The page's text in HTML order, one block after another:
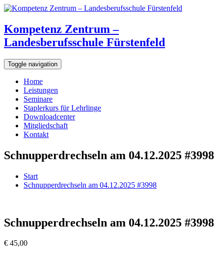
Kompetenz Zentrum –
Landesberufsschule Fürstenfeld
Toggle navigation
Home
Leistungen
Seminare
Staplerkurs für Lehrlinge
Downloadcenter
Mitgliedschaft
Kontakt
Schnupperdrechseln am 04.12.2025 #3998
Start
Schnupperdrechseln am 04.12.2025 #3998
Schnupperdrechseln am 04.12.2025 #3998
€ 45,00